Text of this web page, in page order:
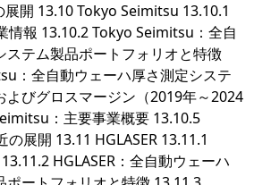
開 13.10 Tokyo Seimitsu 13.10.1
情報 13.10.2 Tokyo Seimitsu：全自
ステム製品ポートフォリオと特徴
：全自動ウェーハ厚さ測定システ
よびグロスマージン（2019年～2024
：主要事業概要 13.10.5
展開 13.11 HGLASER 13.11.1
HGLASER：全自動ウェーハ